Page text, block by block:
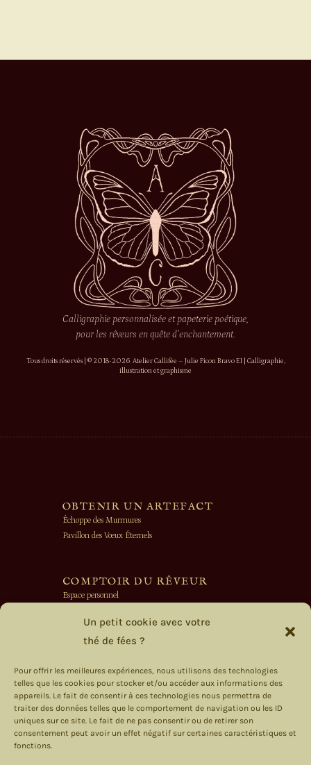
Un petit cookie avec votre
thé de fées ?
Pour offrir les meilleures expériences, nous utilisons des technologies
telles que les cookies pour stocker et/ou accéder aux informations des
appareils. Le fait de consentir à ces technologies nous permettra de
traiter des données telles que le comportement de navigation ou les ID
uniques sur ce site. Le fait de ne pas consentir ou de retirer son
consentement peut avoir un effet négatif sur certaines caractéristiques et
fonctions.
Calligraphie personnalisée et papeterie poétique,
pour les rêveurs en quête d’enchantement.
Tous droits réservés | © 2018-2026 Atelier Callifée – Julie Picon Bravo EI | Calligraphie,
illustration et graphisme
OBTENIR UN ARTEFACT
Échoppe des Murmures
Pavillon des Vœux Éternels
COMPTOIR DU RÊVEUR
Espace personnel
Livraison
On s’écrit ?
Rétractation